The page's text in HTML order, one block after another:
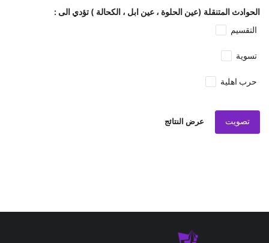
الحوادث المتنقلة (عين الحلوة ، عين ابل ، الكحالة ) تؤدي الى :
التقسيم
تسوية
حرب اهلية
تصويت عرض النتائج